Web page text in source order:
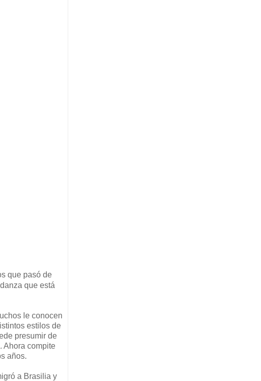
que pasó de
que está
le conocen
estilos de
presumir de
Ahora compite
años.
a Brasilia y